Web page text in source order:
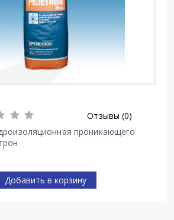
Отзывы (0)
проникающего
Добавить в корзину